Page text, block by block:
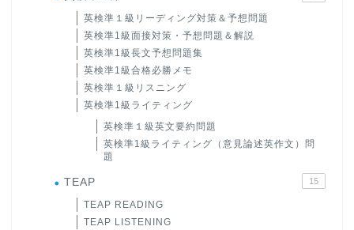
英検準１級リーディング対策＆予想問題
英検準1級面接対策・予想問題＆解説
英検準1級長文予想問題集
英検準1級合格必勝メモ
英検準１級リスニング
英検準1級ライティング
英検準１級英文要約問題
英検準1級ライティング（意見論述英作文）問
題
TEAP 15
TEAP READING
TEAP LISTENING